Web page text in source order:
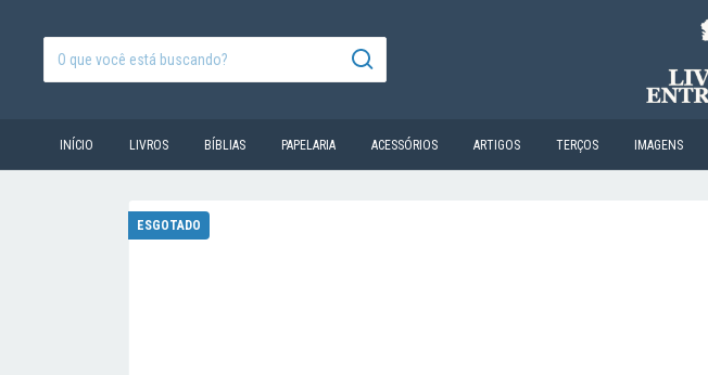
INÍCIO LIVROS BÍBLIAS PAPELARIA ACESSÓRIOS ARTIGOS TERÇOS IMAGENS
ESGOTADO